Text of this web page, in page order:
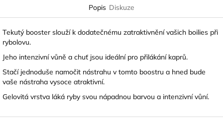
Popis Diskuze
Tekutý booster slouží k dodatečnému zatraktivnění vašich boilies při
rybolovu.
Jeho intenzivní vůně a chuť jsou ideální pro přilákání kaprů.
Stačí jednoduše namočit nástrahu v tomto boostru a hned bude
vaše nástraha vysoce atraktivní.
Gelovitá vrstva láká ryby svou nápadnou barvou a intenzivní vůní.